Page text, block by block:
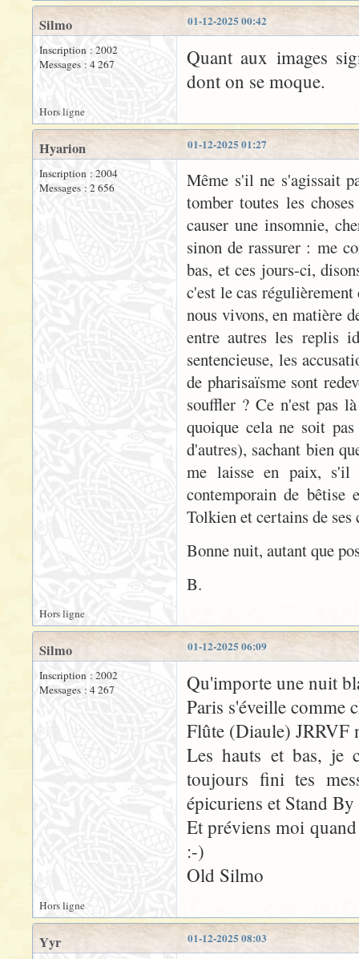
01-12-2025 00:42
Silmo
Inscription : 2002
Messages : 4 267
Quant aux images
dont on se moque.
Hors ligne
01-12-2025 01:27
Hyarion
Inscription : 2004
Messages : 2 656
Même s'il ne s'agissait
tomber toutes les
causer une insomnie,
sinon de rassurer : me
bas, et ces jours-ci,
c'est le cas
nous vivons, en matière
entre autres les replis
sentencieuse, les
de pharisaïsme sont
souffler ? Ce n'est pas
quoique cela ne soit
d'autres), sachant bien
me laisse en paix, s'il
contemporain de bêtise
Tolkien et certains de ses
Bonne nuit, autant que
B.
Hors ligne
01-12-2025 06:09
Silmo
Inscription : 2002
Messages : 4 267
Qu'importe une nuit
Paris s'éveille comme
Flûte (Diaule) JRRVF
Les hauts et bas, je
toujours fini tes
épicuriens et Stand
Et préviens moi quand
:-)
Old Silmo
Hors ligne
01-12-2025 08:03
Yyr